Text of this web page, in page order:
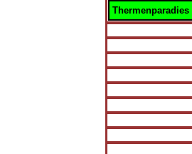
Thermenparadies